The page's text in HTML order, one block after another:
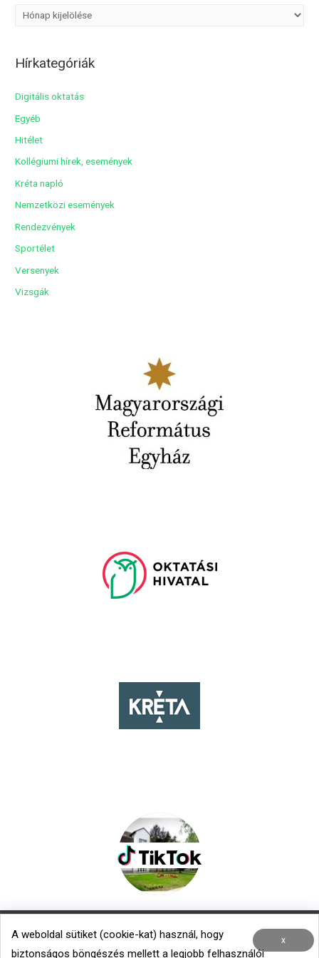
hHírkategóriák
Digitális oktatás
Egyéb
Hitélet
Kollégiumi hírek, események
Kréta napló
Nemzetközi események
Rendezvények
Sportélet
Versenyek
Vizsgák
Nemzetközi kapcsolatok | Menza – Heti étlap x
A weboldal sütiket (cookie-kat) használ, hogy
biztonságos böngészés mellett a legjobb felhasználói